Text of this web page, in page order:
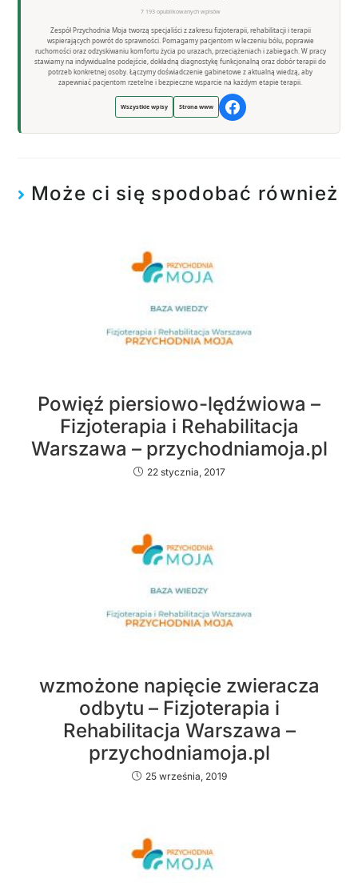
7 193 opublikowanych wpisów
Zespół Przychodnia Moja tworzą specjaliści z zakresu fizjoterapii, rehabilitacji i terapii
wspierających powrót do sprawności. Pomagamy pacjentom w leczeniu bólu, poprawie
ruchomości oraz odzyskiwaniu komfortu życia po urazach, przeciążeniach i zabiegach. W pracy
stawiamy na indywidualne podejście, dokładną diagnostykę funkcjonalną oraz dobór terapii do
potrzeb konkretnej osoby. Łączymy doświadczenie gabinetowe z aktualną wiedzą, aby
zapewniać pacjentom rzetelne i bezpieczne wsparcie na każdym etapie terapii.
Wszystkie wpisy Strona www
Może ci się spodobać również
Powięź piersiowo-lędźwiowa –
Fizjoterapia i Rehabilitacja
Warszawa – przychodniamoja.pl
22 stycznia, 2017
wzmożone napięcie zwieracza
odbytu – Fizjoterapia i
Rehabilitacja Warszawa –
przychodniamoja.pl
25 września, 2019